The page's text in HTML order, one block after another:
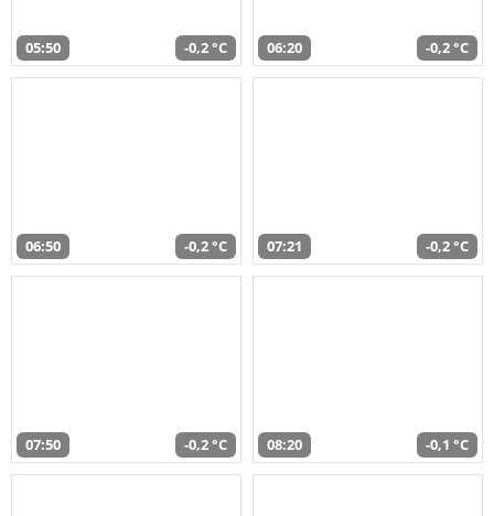
05:50 -0,2 °C 06:20 -0,2 °C
06:50 -0,2 °C 07:21 -0,2 °C
07:50 -0,2 °C 08:20 -0,1 °C